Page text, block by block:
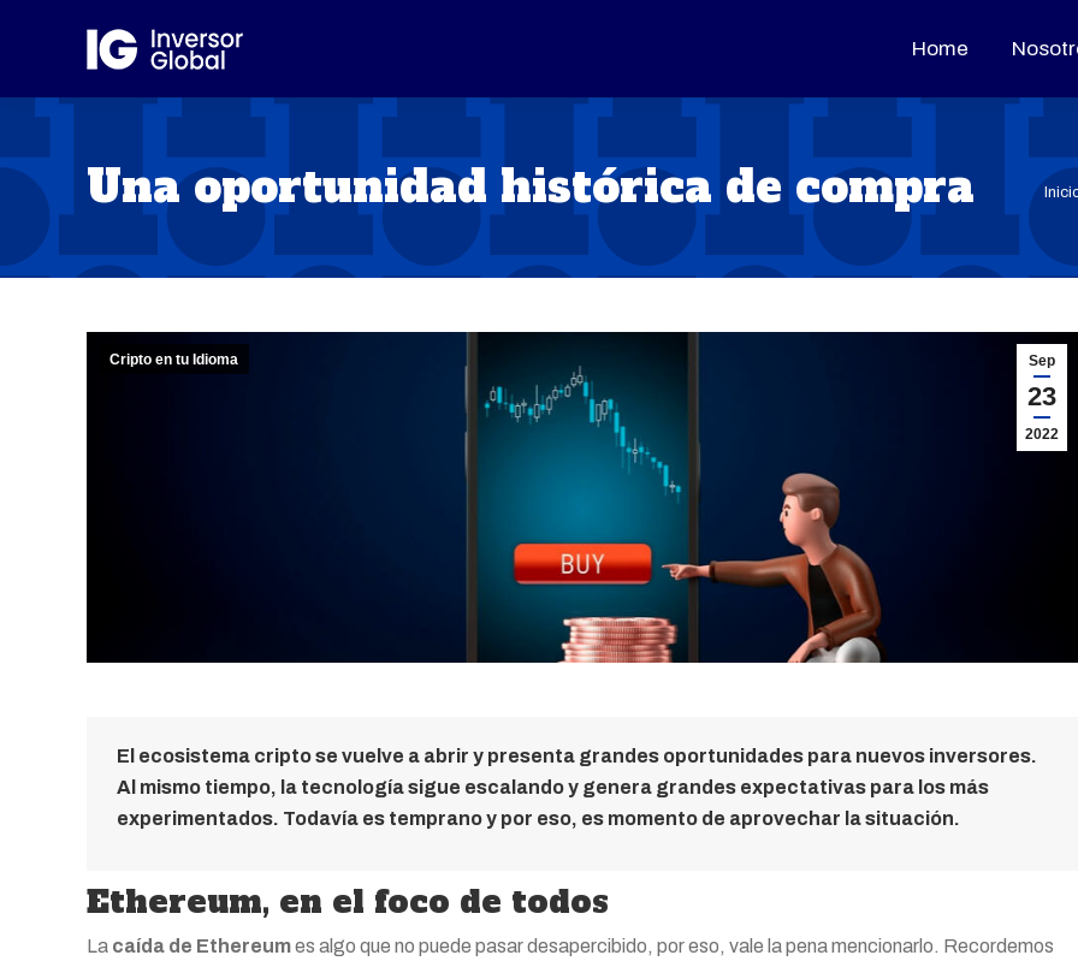
Home
Una oportunidad histórica de compra
Sep
23
2022
Cripto en tu Idioma
El ecosistema cripto se vuelve a abrir y presenta grandes oportunidades para nuevos inversores.
Al mismo tiempo, la tecnología sigue escalando y genera grandes expectativas para los más
experimentados. Todavía es temprano y por eso, es momento de aprovechar la situación.
Ethereum, en el foco de todos
La caída de Ethereumes algo que no puede pasar desapercibido, por eso, vale la pena mencionarlo. Recordemos
Home